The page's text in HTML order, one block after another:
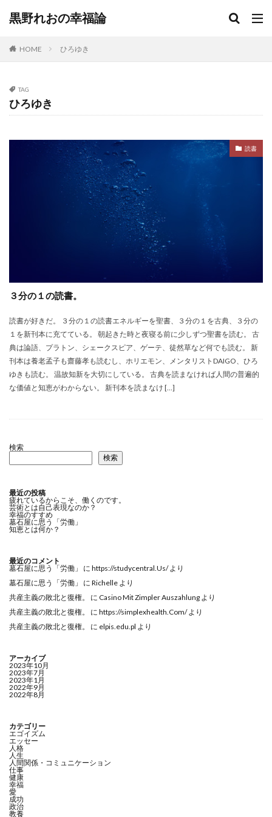
黒野れおの幸福論
HOME ひろゆき
TAG
ひろゆき
読書
３分の１の読書。
読書が好きだ。 ３分の１の読書エネルギーを聖書、３分の１を古典、３分の
１を新刊本に充てている。 朝起きた時と夜寝る前に少しずつ聖書を読む。 古
典は論語、プラトン、シェークスピア、ゲーテ、徒然草など何でも読む。 新
刊本は養老孟子も齋藤孝も読むし、ホリエモン、メンタリストDAIGO、ひろ
ゆきも読む。 温故知新を大切にしている。 古典を読まなければ人間の普遍的
な価値と知恵がわからない。 新刊本を読まなけ […]
検索
検索
最近の投稿
疲れているからこそ、働くのです。
芸術とは自己表現なのか？
幸福のすすめ
墓石屋に思う「労働」
知恵とは何か？
最近のコメント
墓石屋に思う「労働」
に https://studycentral.Us/より
墓石屋に思う「労働」
に Richelle より
共産主義の敗北と復権。
に Casino Mit Zimpler Auszahlung より
共産主義の敗北と復権。
に https://simplexhealth.Com/より
共産主義の敗北と復権。
に elpis.edu.pl より
アーカイブ
2023年10月
2023年7月
2023年1月
2022年9月
2022年8月
カテゴリー
エゴイズム
エッセー
人格
人生
人間関係・コミュニケーション
仕事
健康
幸福
愛
成功
政治
教養